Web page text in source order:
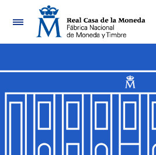
Navigation
Show/Hide
Show/Hide